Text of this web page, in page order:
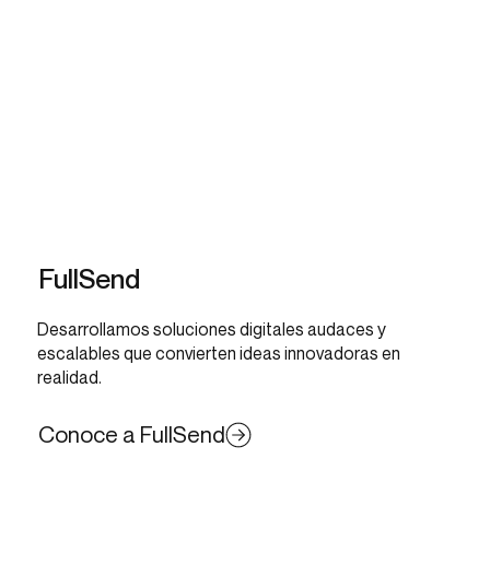
FullSend
Desarrollamos soluciones digitales audaces y
escalables que convierten ideas innovadoras en
realidad.
Conoce a FullSend